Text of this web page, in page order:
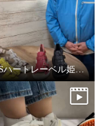
JSハートレーベル姫路レザーサンダル